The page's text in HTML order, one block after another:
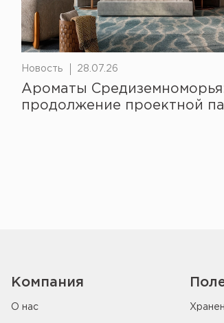
Новость 28.07.26
Ароматы
продолжение проектной
Компания
О нас